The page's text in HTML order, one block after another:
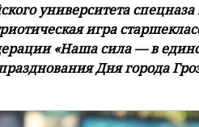
университета
игра
«Наша сила — в
Дня города